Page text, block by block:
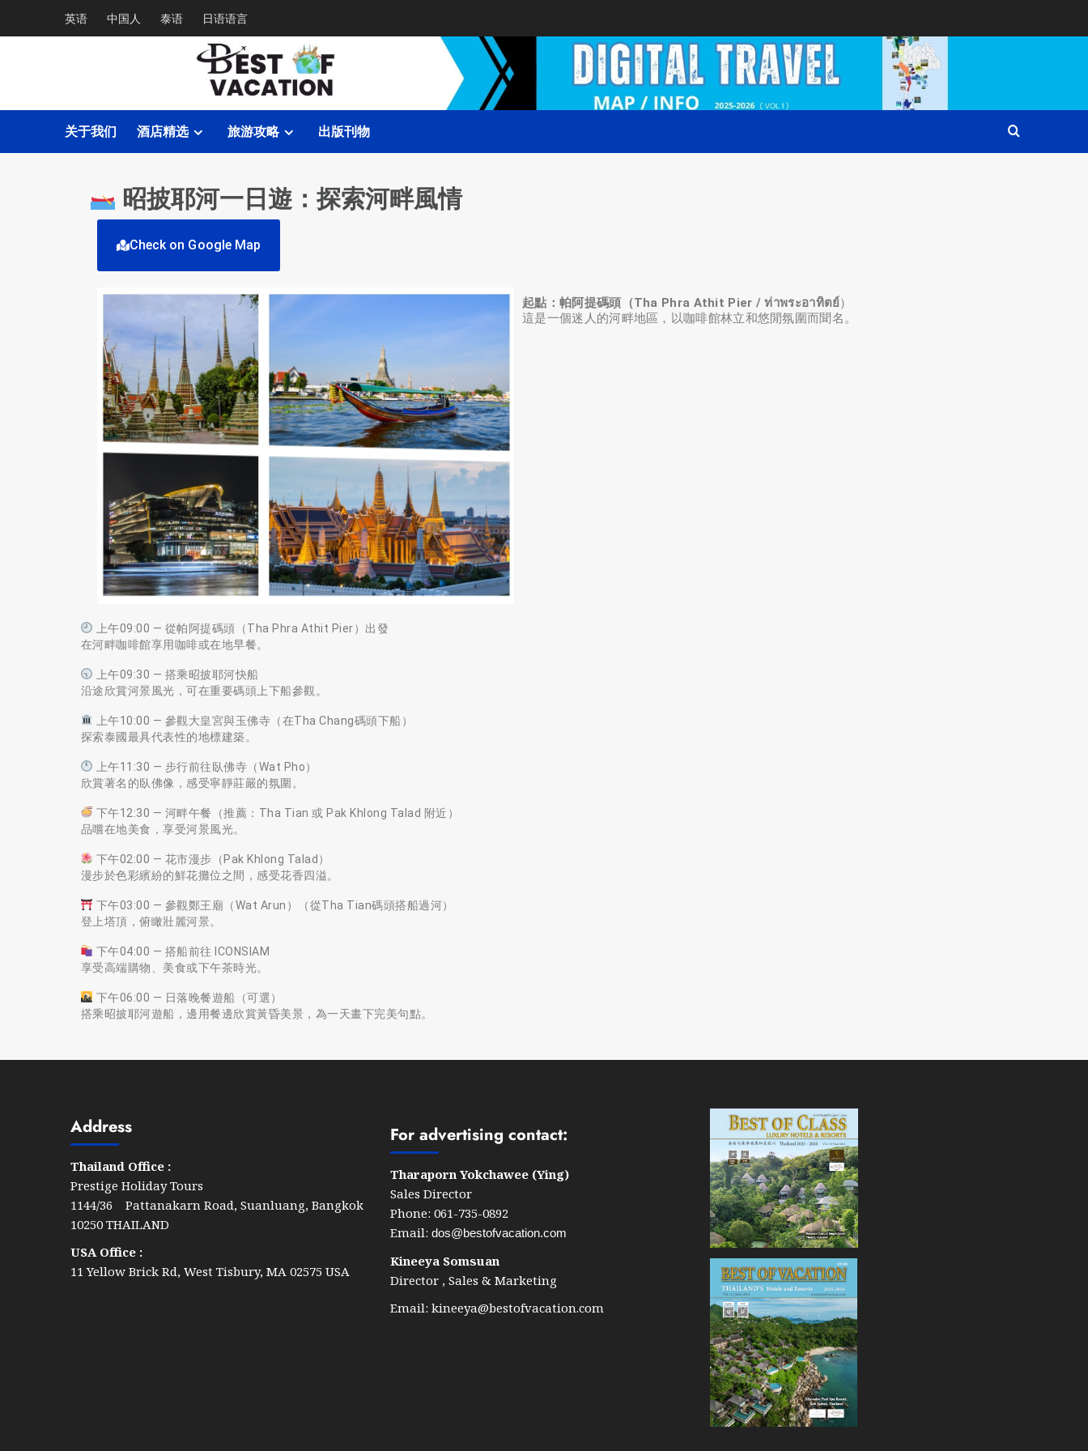
英语 中国人 泰语 日语语言
关于我们 酒店精选 旅游攻略 出版刊物
昭披耶河一日遊：探索河畔風情
Check on Google Map
起點：帕阿提碼頭（Tha Phra Athit Pier / ท่าพระอาทิตย์）
這是一個迷人的河畔地區，以咖啡館林立和悠閒氛圍而聞名。
上午09:00 — 從帕阿提碼頭（Tha Phra Athit Pier）出發
在河畔咖啡館享用咖啡或在地早餐。
上午09:30 — 搭乘昭披耶河快船
沿途欣賞河景風光，可在重要碼頭上下船參觀。
上午10:00 — 參觀大皇宮與玉佛寺（在Tha Chang碼頭下船）
探索泰國最具代表性的地標建築。
上午11:30 — 步行前往臥佛寺（Wat Pho）
欣賞著名的臥佛像，感受寧靜莊嚴的氛圍。
下午12:30 — 河畔午餐（推薦：Tha Tian 或 Pak Khlong Talad 附近）
品嚐在地美食，享受河景風光。
下午02:00 — 花市漫步（Pak Khlong Talad）
漫步於色彩繽紛的鮮花攤位之間，感受花香四溢。
下午03:00 — 參觀鄭王廟（Wat Arun）（從Tha Tian碼頭搭船過河）
登上塔頂，俯瞰壯麗河景。
下午04:00 — 搭船前往 ICONSIAM
享受高端購物、美食或下午茶時光。
下午06:00 — 日落晚餐遊船（可選）
搭乘昭披耶河遊船，邊用餐邊欣賞黃昏美景，為一天畫下完美句點。
Address
Thailand Office :
Prestige Holiday Tours
1144/36 Pattanakarn Road, Suanluang, Bangkok
10250 THAILAND
USA Office :
11 Yellow Brick Rd, West Tisbury, MA 02575 USA
For advertising contact:
Tharaporn Yokchawee (Ying)
Sales Director
Phone: 061-735-0892
Email: dos@bestofvacation.com
Kineeya Somsuan
Director , Sales & Marketing
Email: kineeya@bestofvacation.com